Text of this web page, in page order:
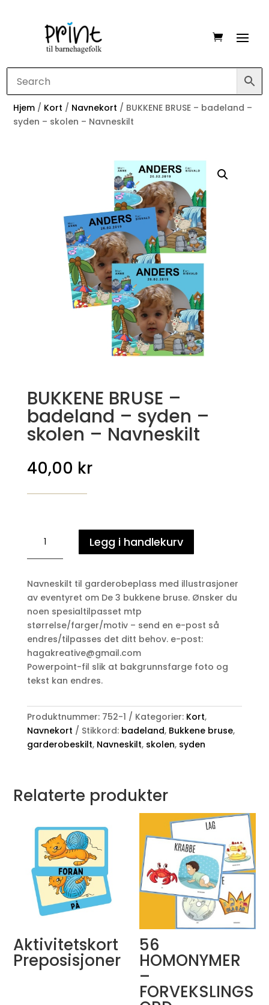
Hjem / Kort / Navnekort / BUKKENE BRUSE – badeland –
syden – skolen – Navneskilt
BUKKENE BRUSE –
badeland – syden –
skolen – Navneskilt
40,00 kr
BRUSE
-
-
syden
-
skolen
-
Navneskilt
antall
Legg i handlekurv
Navneskilt til garderobeplass med illustrasjoner
av eventyret om De 3 bukkene bruse. Ønsker du
noen spesialtilpasset mtp
størrelse/farger/motiv – send en e-post så
endres/tilpasses det ditt behov. e-post:
hagakreative@gmail.com
Powerpoint-fil slik at bakgrunnsfarge foto og
tekst kan endres.
Produktnummer: 752-1 Kategorier: Kort,
Navnekort
Stikkord: badeland, Bukkene bruse,
garderobeskilt, Navneskilt, skolen, syden
Relaterte produkter
Aktivitetskort
Preposisjoner
56
HOMONYMER
–
FORVEKSLINGS